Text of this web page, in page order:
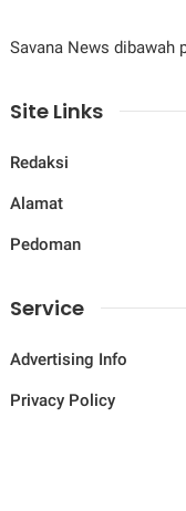
Savana News dibawah
Site Links
Redaksi
Alamat
Pedoman
Service
Advertising Info
Privacy Policy